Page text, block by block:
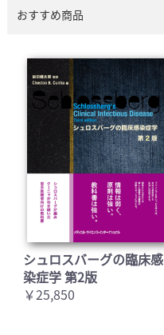
おすすめ商品
シュロスバーグの臨床感
染症学 第2版
￥25,850